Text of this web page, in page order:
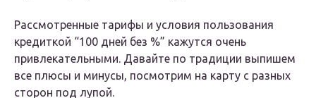
Рассмотренные тарифы и условия пользования
кредиткой “100 дней без %” кажутся очень
привлекательными. Давайте по традиции выпишем
все плюсы и минусы, посмотрим на карту с разных
сторон под лупой.